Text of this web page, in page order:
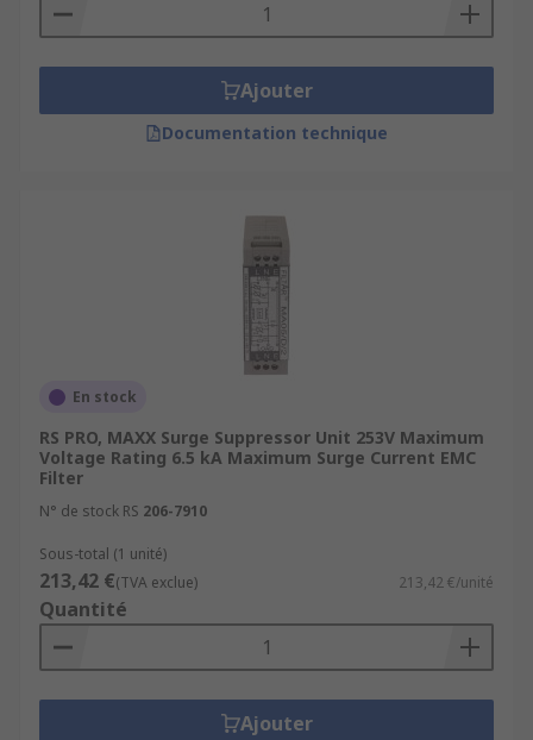
coaxial cable
A category 6 surge suppressor is used with
Ajouter
Documentation technique
En stock
RS PRO, MAXX Surge Suppressor Unit 253V Maximum
Voltage Rating 6.5 kA Maximum Surge Current EMC
Filter
N° de stock RS 206-7910
Sous-total (1 unité)
213,42 €(TVA exclue) 213,42 €/unité
Quantité
Ajouter